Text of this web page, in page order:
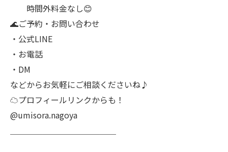
時間外料金なし😊
🌊ご予約・お問い合わせ
・公式LINE
・お電話
・DM
などからお気軽にご相談くださいね♪
☁プロフィールリンクからも！
@umisora.nagoya